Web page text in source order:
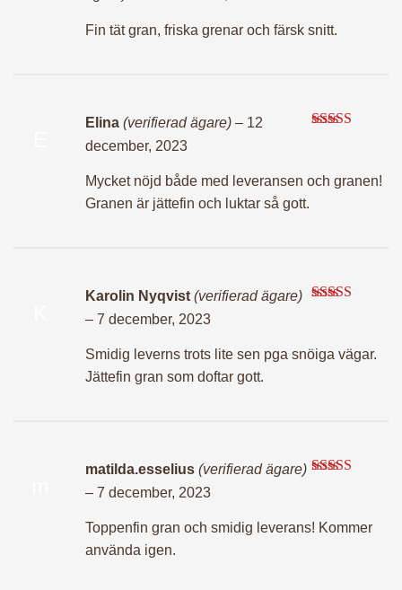
Fin tät gran, friska grenar och färsk snitt.
Elina (verifierad ägare) – 12
december, 2023
Mycket nöjd både med leveransen och granen!
Granen är jättefin och luktar så gott.
Karolin Nyqvist (verifierad ägare)
– 7 december, 2023
Smidig leverns trots lite sen pga snöiga vägar.
Jättefin gran som doftar gott.
matilda.esselius (verifierad ägare)
– 7 december, 2023
Toppenfin gran och smidig leverans! Kommer
använda igen.